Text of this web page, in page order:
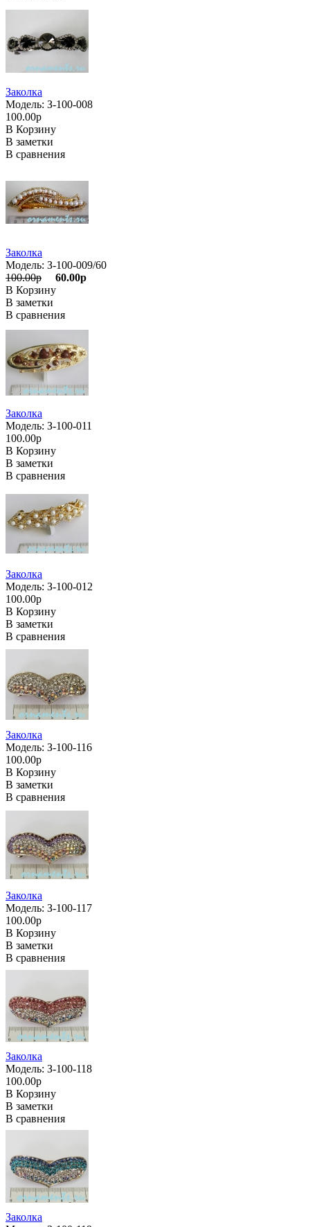
Заколка
Модель: З-100-008
100.00р
В Корзину
В заметки
В сравнения
Заколка
Модель: З-100-009/60
100.00р
60.00р
В Корзину
В заметки
В сравнения
Заколка
Модель: З-100-011
100.00р
В Корзину
В заметки
В сравнения
Заколка
Модель: З-100-012
100.00р
В Корзину
В заметки
В сравнения
Заколка
Модель: З-100-116
100.00р
В Корзину
В заметки
В сравнения
Заколка
Модель: З-100-117
100.00р
В Корзину
В заметки
В сравнения
Заколка
Модель: З-100-118
100.00р
В Корзину
В заметки
В сравнения
Заколка